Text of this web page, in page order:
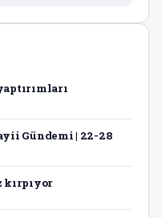
Gündemi | 22-28
kırpıyor